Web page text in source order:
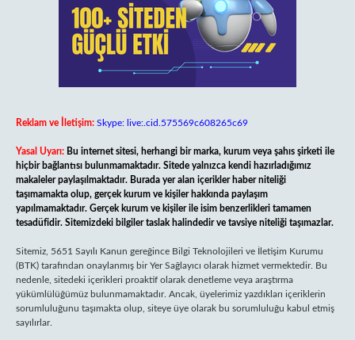
Reklam ve İletişim: Skype: live:.cid.575569c608265c69
Yasal Uyarı: Bu internet sitesi, herhangi bir marka, kurum veya şahıs şirketi ile
hiçbir bağlantısı bulunmamaktadır. Sitede yalnızca kendi hazırladığımız
makaleler paylaşılmaktadır. Burada yer alan içerikler haber niteliği
taşımamakta olup, gerçek kurum ve kişiler hakkında paylaşım
yapılmamaktadır. Gerçek kurum ve kişiler ile isim benzerlikleri tamamen
tesadüfidir. Sitemizdeki bilgiler taslak halindedir ve tavsiye niteliği taşımazlar.
Sitemiz, 5651 Sayılı Kanun gereğince Bilgi Teknolojileri ve İletişim Kurumu
(BTK) tarafından onaylanmış bir Yer Sağlayıcı olarak hizmet vermektedir. Bu
nedenle, sitedeki içerikleri proaktif olarak denetleme veya araştırma
yükümlülüğümüz bulunmamaktadır. Ancak, üyelerimiz yazdıkları içeriklerin
sorumluluğunu taşımakta olup, siteye üye olarak bu sorumluluğu kabul etmiş
sayılırlar.